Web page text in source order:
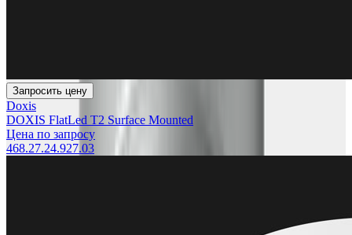
Запросить цену
Doxis
DOXIS FlatLed T2 Surface Mounted
Цена по запросу
468.27.24.927.03